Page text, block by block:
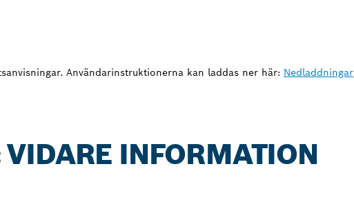
Användarinstruktionerna kan laddas ner här: Nedladdningar
INFORMATION